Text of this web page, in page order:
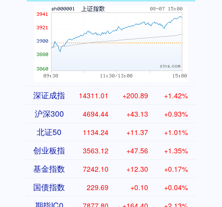
深证成指 14311.01 +200.89 +1.42%
沪深300 4694.44 +43.13 +0.93%
北证50 1134.24 +11.37 +1.01%
创业板指 3563.12 +47.56 +1.35%
基金指数 7242.10 +12.30 +0.17%
国债指数 229.69 +0.10 +0.04%